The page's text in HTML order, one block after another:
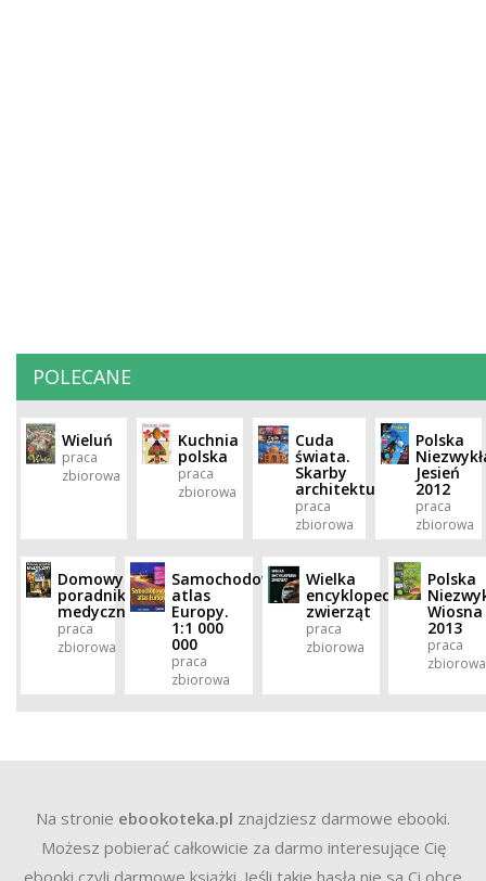
POLECANE
Wieluń
praca
zbiorowa
Kuchnia
polska
praca
zbiorowa
Cuda
świata.
Skarby
architektury
praca
zbiorowa
Polska
Jesień
2012
praca
zbiorowa
Domowy
poradnik
medyczny
praca
zbiorowa
Samochodowy
atlas
Europy.
1:1 000
000
praca
zbiorowa
Wielka
encyklopedia
zwierząt
praca
zbiorowa
Polska
Wiosna
2013
praca
zbiorowa
Na stronie ebookoteka.pl znajdziesz darmowe ebooki.
Możesz pobierać całkowicie za darmo interesujące Cię
ebooki czyli darmowe książki. Jeśli takie hasła nie sa Ci obce